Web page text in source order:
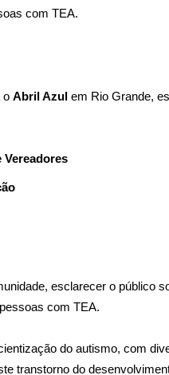
com TEA.
o Abril Azul em Rio Grande,
Vereadores
esclarecer o público
com TEA.
do autismo, com
transtorno do